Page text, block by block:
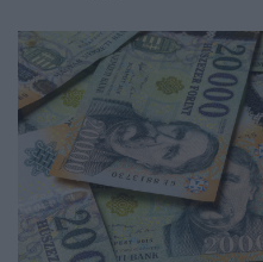
vitaanyagában öt fő
adónem
részletesen feltárja a 2013-
visszaélési csatornáit – a
az osztalékkivételen át a
költségvetésnek komoly
szerint a 2022-es reform
szigorúra sikerült, és sok
kiszorított a rendszerből,